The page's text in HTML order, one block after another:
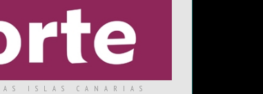
ISLAS CANARIAS